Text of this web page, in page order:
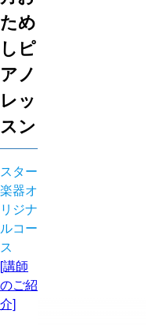
ため
しピ
アノ
レッ
スン
スター
楽器オ
リジナ
ルコー
ス
[講師
のご紹
介]